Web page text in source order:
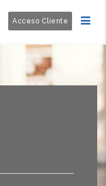
Acceso Cliente